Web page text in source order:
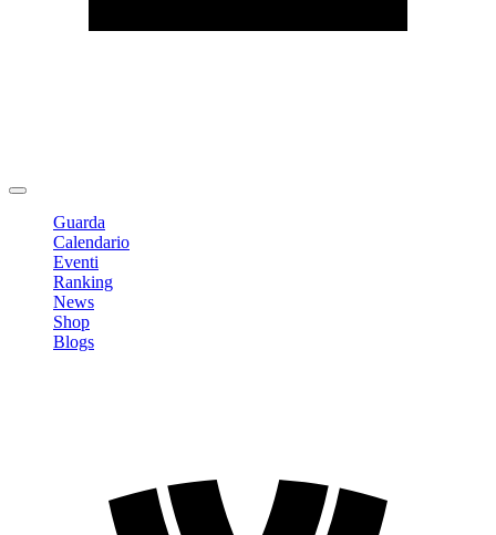
Guarda
Calendario
Eventi
Ranking
News
Shop
Blogs